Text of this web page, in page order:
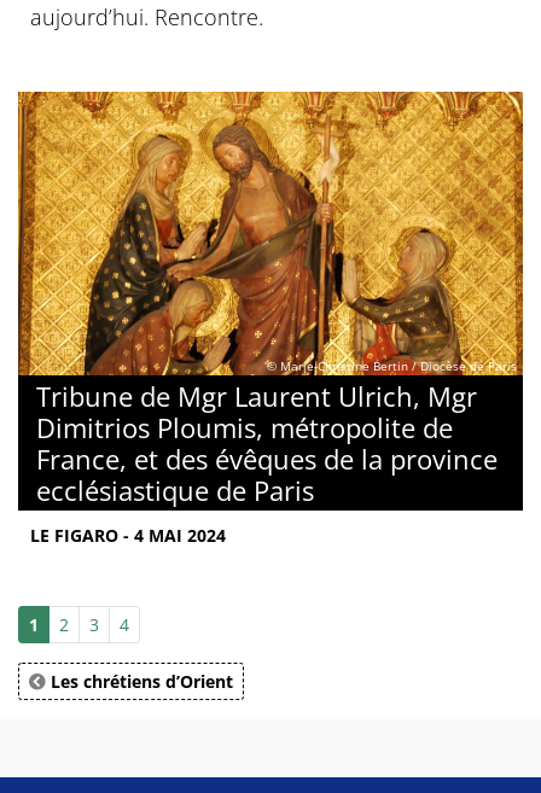
aujourd’hui. Rencontre.
© Marie-Christine Bertin / Diocèse de Paris
Tribune de Mgr Laurent Ulrich, Mgr
Dimitrios Ploumis, métropolite de
France, et des évêques de la province
ecclésiastique de Paris
LE FIGARO - 4 MAI 2024
1 2 3 4
Les chrétiens d’Orient